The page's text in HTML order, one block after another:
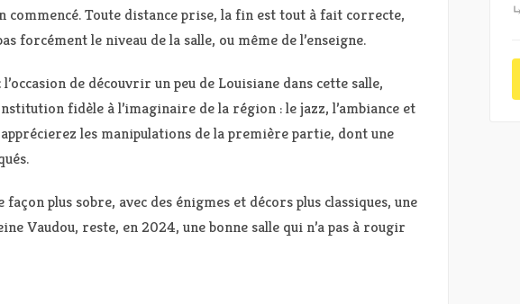
commencé. Toute distance prise, la fin est tout à fait correcte,
forcément le niveau de la salle, ou même de l’enseigne.
de découvrir un peu de Louisiane dans cette salle,
fidèle à l’imaginaire de la région : le jazz, l’ambiance et
les manipulations de la première partie, dont une
plus sobre, avec des énigmes et décors plus classiques, une
Vaudou, reste, en 2024, une bonne salle qui n’a pas à rougir